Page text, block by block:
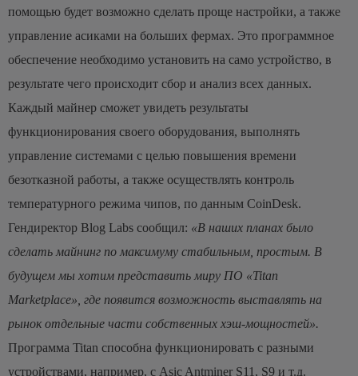
помощью будет возможно сделать проще настройки, а также
управление асиками на больших фермах. Это программное
обеспечение необходимо установить на само устройство, в
результате чего происходит сбор и анализ всех данных.
Каждый майнер сможет увидеть результаты
функционирования своего оборудования, выполнять
управление системами с целью повышения времени
безотказной работы, а также осуществлять контроль
температурного режима чипов, по данным CoinDesk.
Гендиректор Blog Labs сообщил: «В наших планах было
сделать майнинг по максимуму стабильным, простым. В
будущем мы хотим представить миру ПО «Titan
Marketplace», где появится возможность выставлять на
рынок отдельные части собственных хэш-мощностей».
Программа Titan способна функционировать с разными
устройствами, например, с Asic Antminer S11, S9 и т.д.